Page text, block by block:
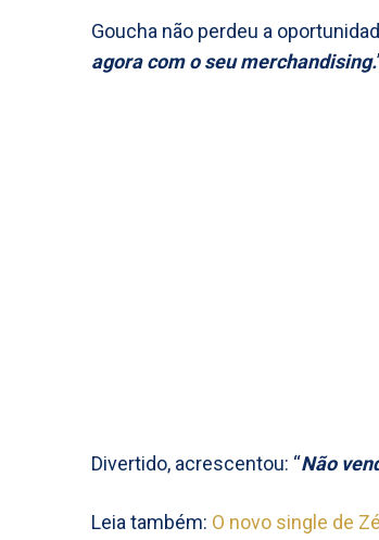
Goucha não perdeu a
agora com o seu merchandising.
Divertido, acrescentou: “Não
Leia também: O novo single de